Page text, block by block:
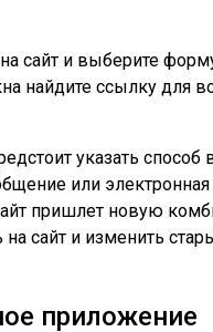
сайт и выберите
найдите ссылку для
указать способ
или электронная
пришлет новую
на сайт и изменить
приложение